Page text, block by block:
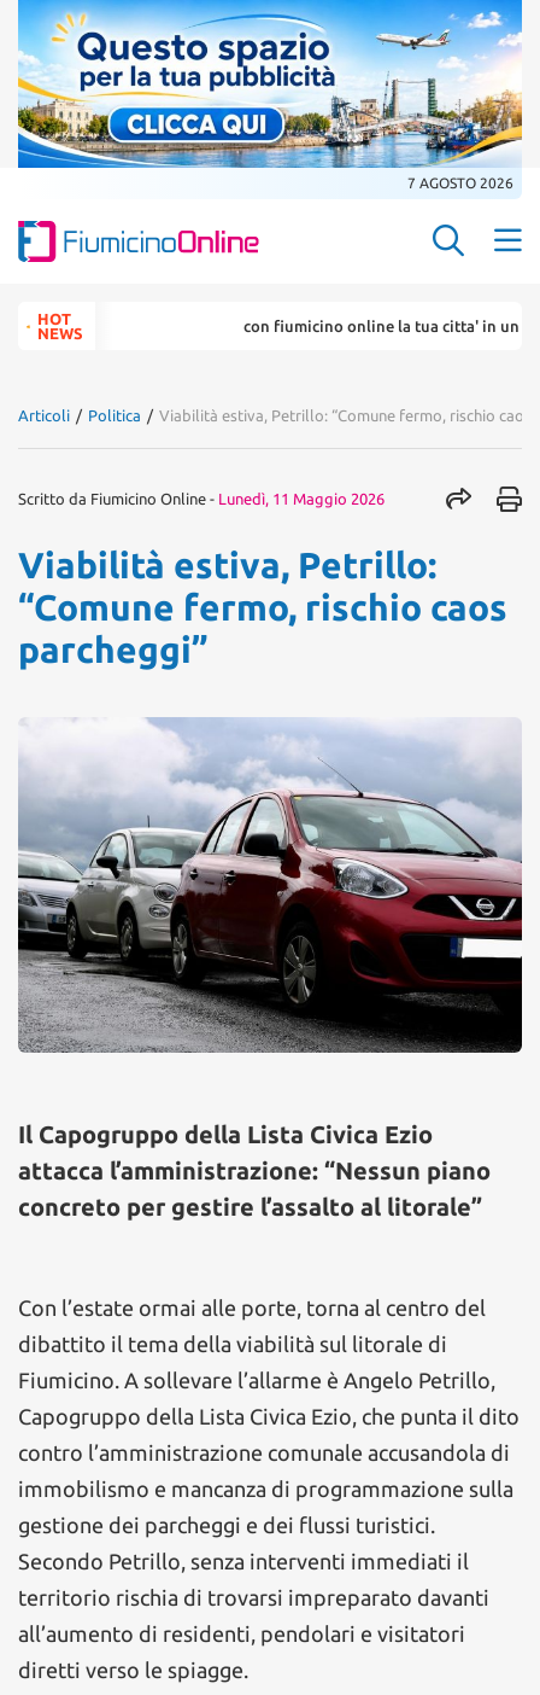
7 AGOSTO 2026
Search
for:HOT
NEWS
con fiumicino online la tua citta' in un ... click
Articoli / Politica / Viabilità estiva, Petrillo: “Comune fermo, rischio caos
Scritto da Fiumicino Online - Lunedì, 11 Maggio 2026
Viabilità estiva, Petrillo:
“Comune fermo, rischio caos
parcheggi”
Il Capogruppo della Lista Civica Ezio
attacca l’amministrazione: “Nessun piano
concreto per gestire l’assalto al litorale”
Con l’estate ormai alle porte, torna al centro del
dibattito il tema della viabilità sul litorale di
Fiumicino. A sollevare l’allarme è Angelo Petrillo,
Capogruppo della Lista Civica Ezio, che punta il dito
contro l’amministrazione comunale accusandola di
immobilismo e mancanza di programmazione sulla
gestione dei parcheggi e dei flussi turistici.
Secondo Petrillo, senza interventi immediati il
territorio rischia di trovarsi impreparato davanti
all’aumento di residenti, pendolari e visitatori
diretti verso le spiagge.